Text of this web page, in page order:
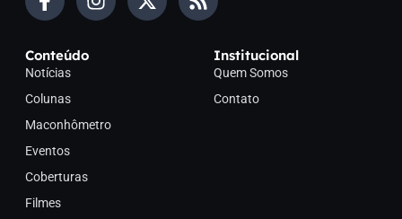
Conteúdo
Notícias
Colunas
Maconhômetro
Eventos
Coberturas
Filmes
Institucional
Quem Somos
Contato